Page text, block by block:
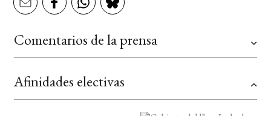
Comentarios de la prensa
Afinidades electivas